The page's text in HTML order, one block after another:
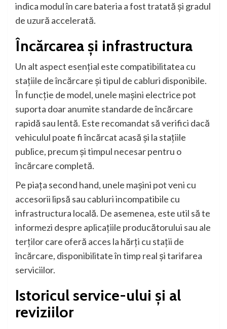
indica modul în care bateria a fost tratată și gradul
de uzură accelerată.
Încărcarea și infrastructura
Un alt aspect esențial este compatibilitatea cu
stațiile de încărcare și tipul de cabluri disponibile.
În funcție de model, unele mașini electrice pot
suporta doar anumite standarde de încărcare
rapidă sau lentă. Este recomandat să verifici dacă
vehiculul poate fi încărcat acasă și la stațiile
publice, precum și timpul necesar pentru o
încărcare completă.
Pe piața second hand, unele mașini pot veni cu
accesorii lipsă sau cabluri incompatibile cu
infrastructura locală. De asemenea, este util să te
informezi despre aplicațiile producătorului sau ale
terților care oferă acces la hărți cu stații de
încărcare, disponibilitate în timp real și tarifarea
serviciilor.
Istoricul service-ului și al
reviziilor